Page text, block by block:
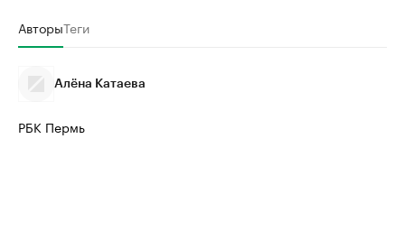
АвторыТеги
Алёна Катаева
РБК Пермь